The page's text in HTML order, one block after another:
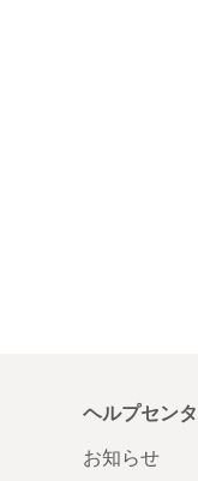
ヘルプセン
お知らせ